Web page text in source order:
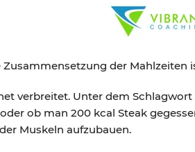
der Mahlzeiten
verbreitet. Unter dem Schlagwort
ob man 200 kcal Steak
Muskeln aufzubauen.